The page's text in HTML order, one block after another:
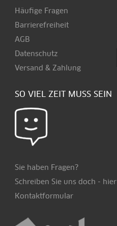
Häufige Fragen
Barrierefreiheit
AGB
Datenschutz
Versand & Zahlung
SO VIEL ZEIT MUSS SEIN
Sie haben Fragen?
Schreiben Sie uns doch - hier
Kontaktformular